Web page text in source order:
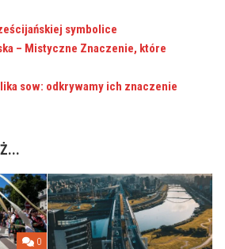
symbolice
– Mistyczne Znaczenie, które
sow: odkrywamy ich znaczenie
0